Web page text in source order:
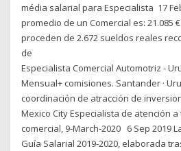
média salarial para Especialista 17
promedio de un Comercial es: 21.085
proceden de 2.672 sueldos reales
de
Especialista Comercial Automotriz -
Mensual+ comisiones. Santander ·
coordinación de atracción de
Mexico City Especialista de atención
comercial, 9-March-2020 6 Sep 2019
Guía Salarial 2019-2020, elaborada